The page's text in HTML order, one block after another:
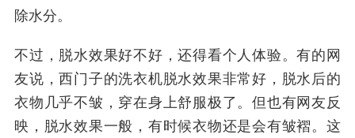
除水分。
不过，脱水效果好不好，还得看个人体验。有的网
友说，西门子的洗衣机脱水效果非常好，脱水后的
衣物几乎不皱，穿在身上舒服极了。但也有网友反
映，脱水效果一般，有时候衣物还是会有皱褶。这